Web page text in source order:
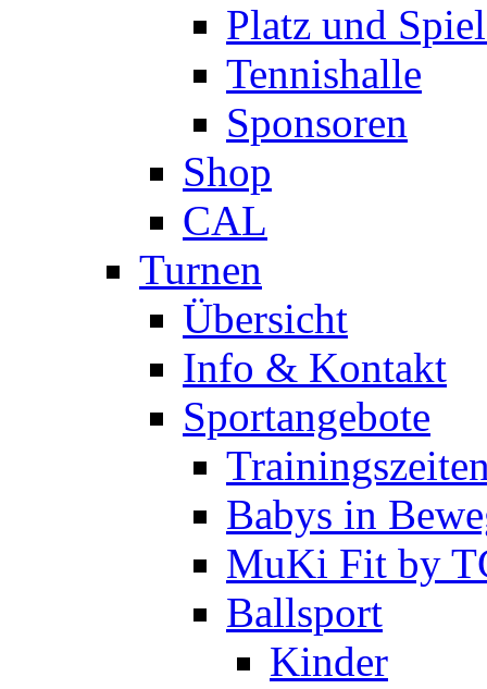
Platz und
Tennishalle
Sponsoren
Shop
CAL
Turnen
Übersicht
Info & Kontakt
Sportangebote
Babys in
MuKi Fit by
Ballsport
Kinder